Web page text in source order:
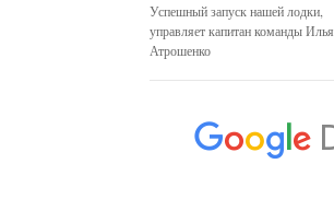
Успешный запуск нашей лодки,
управляет капитан команды Илья
Атрошенко